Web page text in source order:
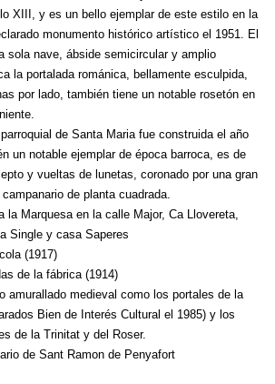
XIII, y es un bello ejemplar de este estilo en la
monumento histórico artístico el 1951. El
sola nave, ábside semicircular y amplio
la portalada románica, bellamente esculpida,
por lado, también tiene un notable rosetón en
de Santa Maria fue construida el año
un notable ejemplar de época barroca, es de
y vueltas de lunetas, coronado por una gran
de planta cuadrada.
la Marquesa en la calle Major, Ca Llovereta,
Single y casa Saperes
(1917)
de la fábrica (1914)
amurallado medieval como los portales de la
Bien de Interés Cultural el 1985) y los
de la Trinitat y del Roser.
de Sant Ramon de Penyafort